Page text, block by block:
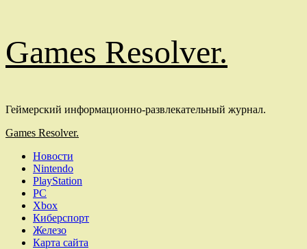
к
содержимому
Games Resolver.
Геймерский информационно-развлекательный журнал.
Основное
Games Resolver.
Новости
Nintendo
PlayStation
PC
Xbox
Киберспорт
Железо
Карта сайта